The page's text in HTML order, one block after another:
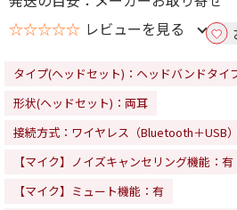
☆☆☆☆☆ レビューを見る
タイプ(ヘッドセット)：ヘッドバンドタイ
形状(ヘッドセット)：両耳
接続方式：ワイヤレス（Bluetooth＋USB）
【マイク】ノイズキャンセリング機能：有
【マイク】ミュート機能：有